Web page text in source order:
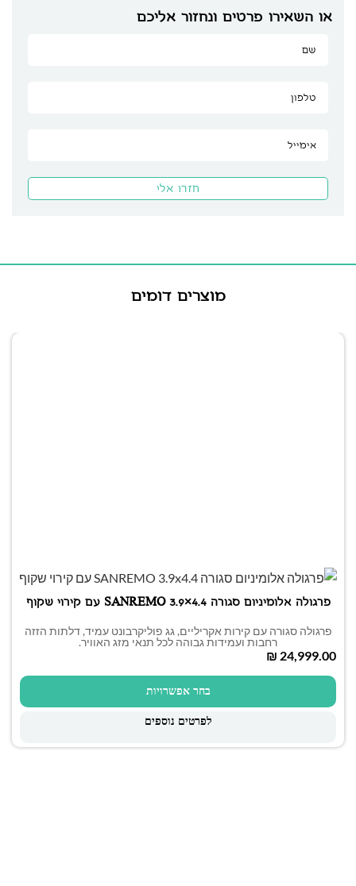
או השאירו פרטים ונחזור אליכם
מוצרים דומים
פרגולה אלומיניום סגורה SANREMO 3.9×4.4 עם קירוי שקוף
פרגולה סגורה עם קירות אקריליים, גג פוליקרבונט עמיד, דלתות הזזה
רחבות ועמידות גבוהה לכל תנאי מזג האוויר.
₪
בחר אפשרויות
לפרטים נוספים